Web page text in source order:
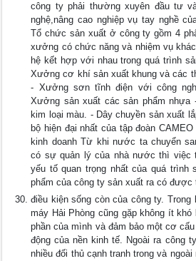
công ty phải thường xuyên đầu tư
nghệ,nâng cao nghiệp vụ tay nghề
Tổ chức sản xuất ở công ty gồm 4
xưởng có chức năng và nhiệm vụ
hệ kết hợp với nhau trong quá trình
Xưởng cơ khí sản xuất khung và các
- Xưởng sơn tĩnh điện với công
Xưởng sản xuất các sản phẩm
kim loại màu. - Dây chuyền sản xuất
bộ hiện đại nhất của tập đoàn
kinh doanh Từ khi nước ta chuyển
có sự quản lý của nhà nước thì việc
yếu tố quan trọng nhất của quá trình
phẩm của công ty sản xuất ra có được
điều kiện sống còn của công ty.
máy Hải Phòng cũng gặp không ít
phần của mình và đảm bảo một cơ
động của nền kinh tế. Ngoài ra công
nhiều đối thủ cạnh tranh trong và